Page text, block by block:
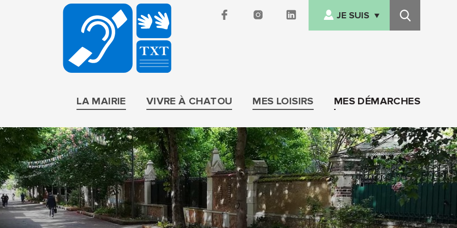
BRUITPARIF
FACEBOOK INSTAGRAMLINKEDIN JE SUIS
FAMILLE
Recherche
LA MAIRIE VIVRE À CHATOU MES LOISIRS MES DÉMARCHES